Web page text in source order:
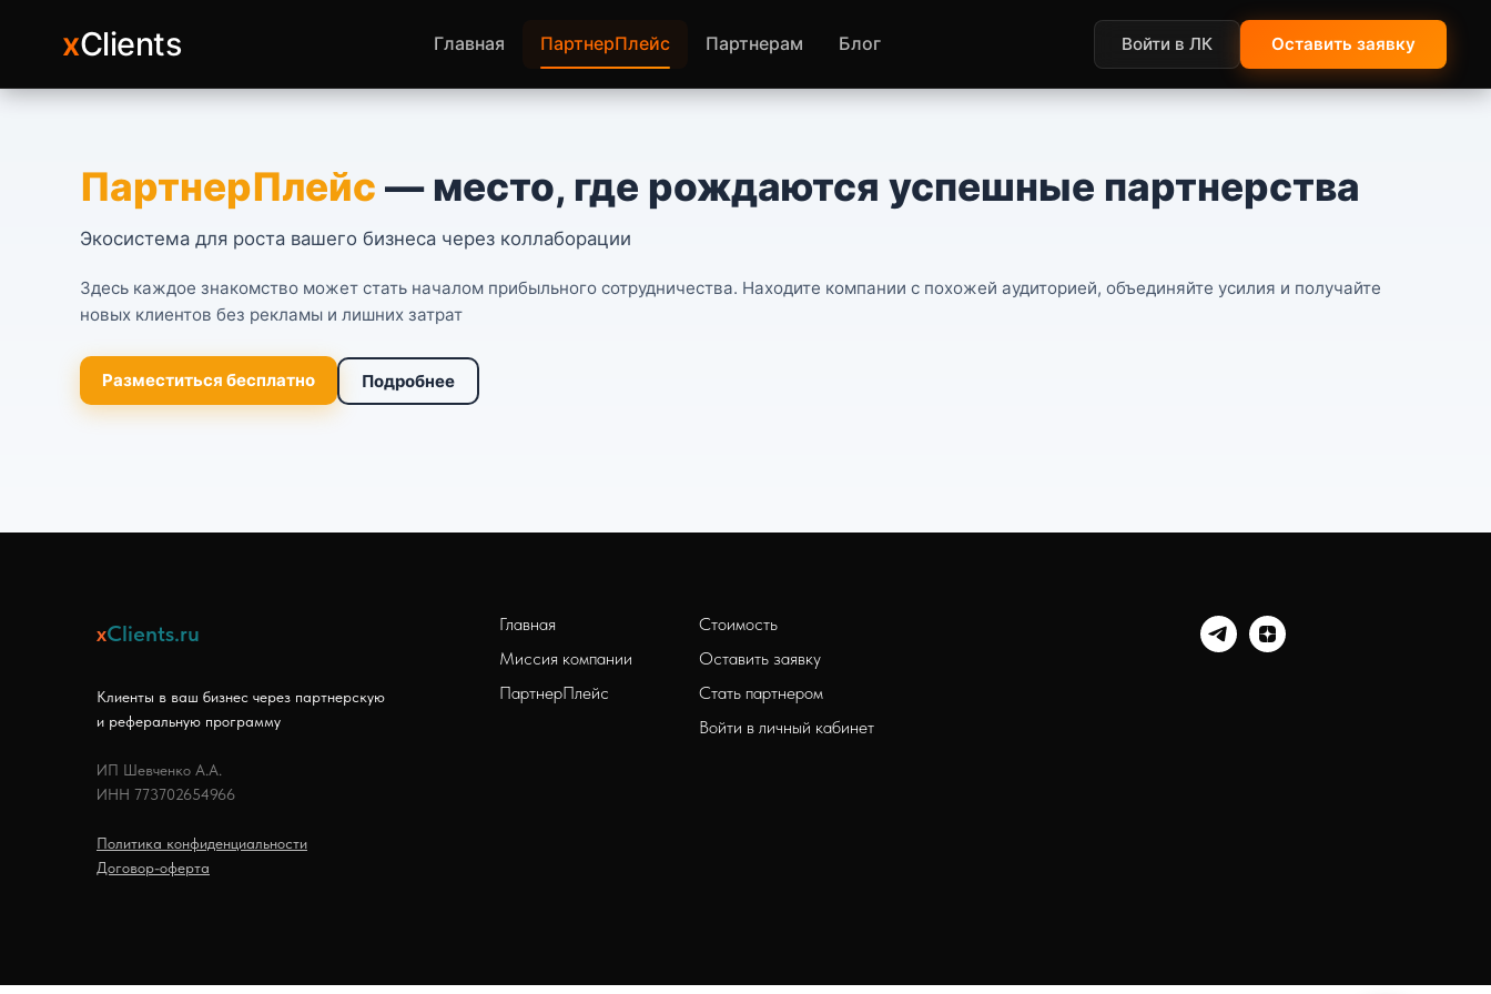
xClients Главная ПартнерПлейс Партнерам Блог Войти в ЛК Оставить заявку
ПартнерПлейс — место, где рождаются успешные партнерства
Экосистема для роста вашего бизнеса через коллаборации
Здесь каждое знакомство может стать началом прибыльного сотрудничества. Находите компании с похожей аудиторией, объединяйте усилия и получайте
новых клиентов без рекламы и лишних затрат
Разместиться бесплатно Подробнее
xClients.ru
Клиенты в ваш бизнес через партнерскую
и реферальную программу
ИП Шевченко А.А.
ИНН 773702654966
Политика конфиденциальности
Договор-оферта
Главная
Миссия компании
ПартнерПлейс
Стоимость
Оставить заявку
Стать партнером
Войти в личный кабинет